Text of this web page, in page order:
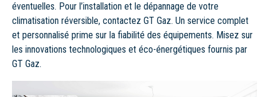
éventuelles. Pour l’installation et le dépannage de votre
climatisation réversible, contactez GT Gaz. Un service complet
et personnalisé prime sur la fiabilité des équipements. Misez sur
les innovations technologiques et éco-énergétiques fournis par
GT Gaz.